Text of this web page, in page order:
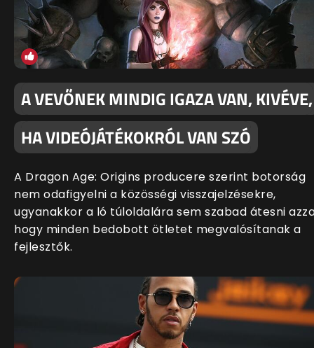
A VEVŐNEK MINDIG IGAZA VAN, KIVÉVE,
HA VIDEÓJÁTÉKOKRÓL VAN SZÓ
A Dragon Age: Origins producere szerint botorság
nem odafigyelni a közösségi visszajelzésekre,
ugyanakkor a ló túloldalára sem szabad átesni
hogy minden bedobott ötletet megvalósítanak a
fejlesztők.